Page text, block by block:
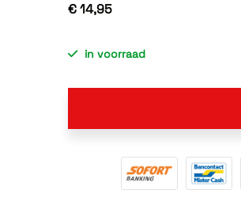
€ 14,95
in voorraad